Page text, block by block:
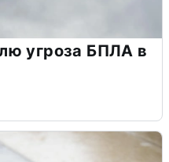
угроза БПЛА в